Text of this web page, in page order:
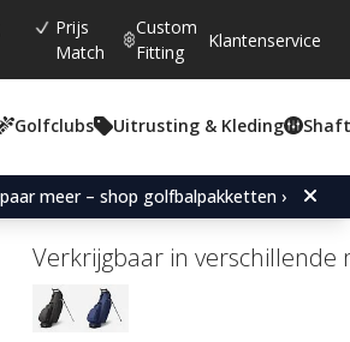
Prijs
Match
Custom
Fitting
Klantenservice
Golfclubs Uitrusting & Kleding
meer – shop golfbalpakketten ›
Gemiddelde beoordeling:
aantal stemmen:
Vessel Player Air 6-Way
Verkrijgbaar in verschillende